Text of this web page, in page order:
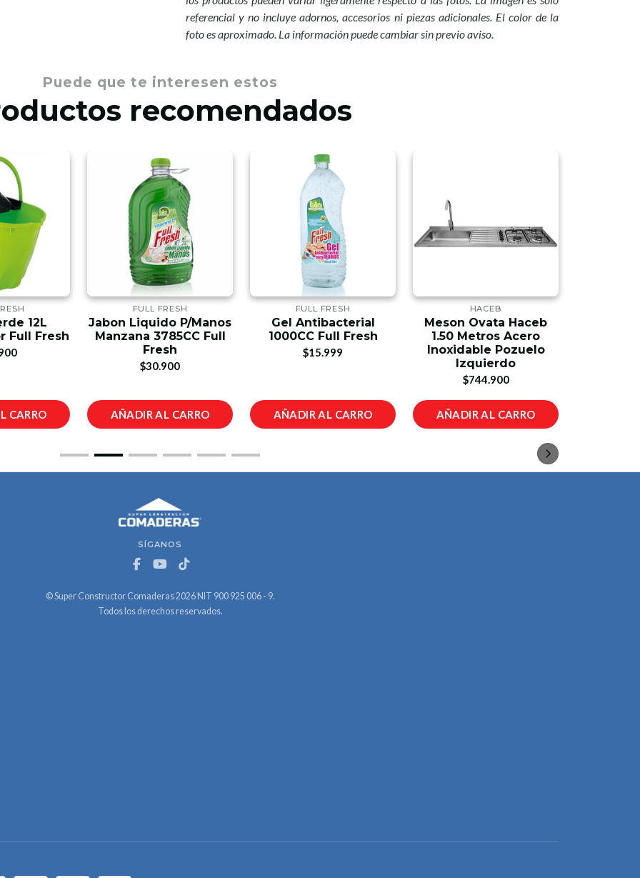
referencial y no incluye adornos, accesorios ni piezas adicionales. El color de la
foto es aproximado. La información puede cambiar sin previo aviso.
Puede que te interesen estos
recomendados
12L
Full Fresh
CARRO
FULL FRESH
Jabon Liquido P/Manos
Manzana 3785CC Full
Fresh
$30.900
AÑADIR AL CARRO
FULL FRESH
Gel Antibacterial
1000CC Full Fresh
$15.999
AÑADIR AL CARRO
HACEB
Meson Ovata Haceb
1.50 Metros Acero
Inoxidable Pozuelo
Izquierdo
$744.900
AÑADIR AL CARRO
SÍGANOS
© Super Constructor Comaderas 2026 NIT 900 925 006 - 9.
Todos los derechos reservados.